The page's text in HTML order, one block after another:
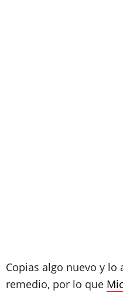
Copias algo nuevo y lo
remedio, por lo que